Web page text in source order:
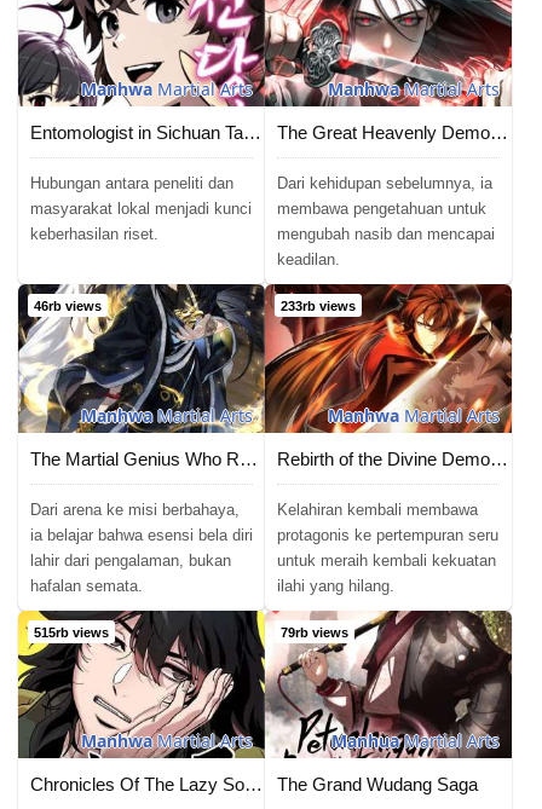
Manhwa Martial Arts
Entomologist in Sichuan Tang Clan
Hubungan antara peneliti dan
masyarakat lokal menjadi kunci
keberhasilan riset.
ManhwaMartial Arts
The Great Heavenly Demon Sovereign
Dari kehidupan sebelumnya, ia
membawa pengetahuan untuk
mengubah nasib dan mencapai
keadilan.
46rb views
ManhwaMartial Arts
The Martial Genius Who Remembers Everything
Dari arena ke misi berbahaya,
ia belajar bahwa esensi bela diri
lahir dari pengalaman, bukan
hafalan semata.
233rb views
Manhwa Martial Arts
Rebirth of the Divine Demon (Reincarnation Of The Demonic God)
Kelahiran kembali membawa
protagonis ke pertempuran seru
untuk meraih kembali kekuatan
ilahi yang hilang.
515rb views
ManhwaMartial Arts
Chronicles Of The Lazy Sovereign
79rb views
ManhuaMartial Arts
The Grand Wudang Saga